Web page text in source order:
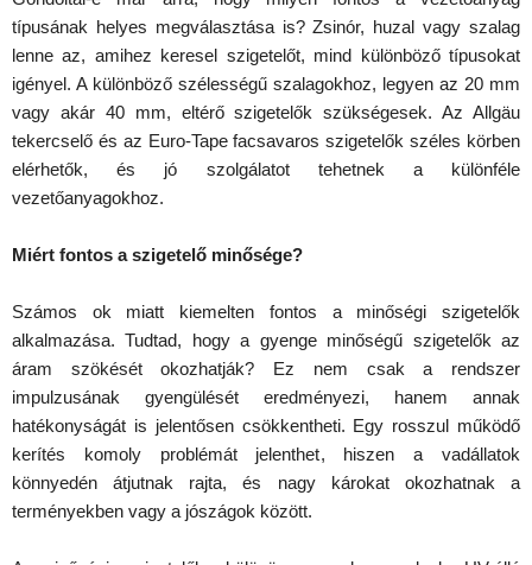
típusának helyes megválasztása is? Zsinór, huzal vagy szalag
lenne az, amihez keresel szigetelőt, mind különböző típusokat
igényel. A különböző szélességű szalagokhoz, legyen az 20 mm
vagy akár 40 mm, eltérő szigetelők szükségesek. Az Allgäu
tekercselő és az Euro-Tape facsavaros szigetelők széles körben
elérhetők, és jó szolgálatot tehetnek a különféle
vezetőanyagokhoz.
Miért fontos a szigetelő minősége?
Számos ok miatt kiemelten fontos a minőségi szigetelők
alkalmazása. Tudtad, hogy a gyenge minőségű szigetelők az
áram szökését okozhatják? Ez nem csak a rendszer
impulzusának gyengülését eredményezi, hanem annak
hatékonyságát is jelentősen csökkentheti. Egy rosszul működő
kerítés komoly problémát jelenthet, hiszen a vadállatok
könnyedén átjutnak rajta, és nagy károkat okozhatnak a
terményekben vagy a jószágok között.